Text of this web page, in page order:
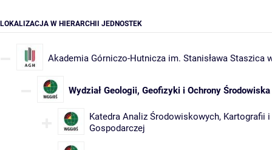
LOKALIZACJA W HIERARCHII JEDNOSTEK
Akademia Górniczo-Hutnicza im. Stanisława Staszica
Wydział Geologii, Geofizyki i Ochrony Środowiska
Katedra Analiz Środowiskowych, Kartografii
Gospodarczej